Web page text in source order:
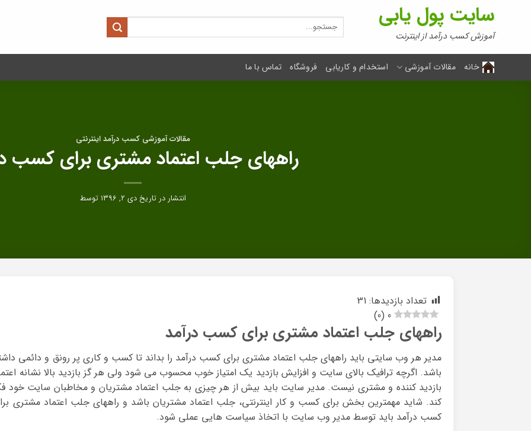
سایت پول یابی
آموزش کسب درآمد از اینترنت
جستجو
برای:
خانه مقالات آموزشی استخدام و کاریابی فروشگاه تماس با ما
مقالات آموزشی کسب درآمد اینترنتی
راههای جلب اعتماد مشتری برای کسب
انتشار در تاریخدی ۲, ۱۳۹۶ توسط
تعداد بازدیدها: 31
0
(
0
)
راههای جلب اعتماد مشتری برای کسب درآمد
مدیر هر وب سایتی باید راههای جلب اعتماد مشتری برای کسب درآمد را بداند تا کسب و کاری پر رونق و دائمی
باشد. اگرچه ترافیک بالای سایت و افزایش بازدید یک امتیاز خوب محسوب می شود ولی هر گز بازدید بالا نشانه
بازدید کننده و مشتری نیست. مدیر سایت باید بیش از هر چیزی به جلب اعتماد مشتریان و مخاطبان سایت خود
کند. شاید مهمترین بخش برای کسب و کار اینترنتی، جلب اعتماد مشتریان باشد و راههای جلب اعتماد مشتری
کسب درآمد باید توسط مدیر وب سایت با اتخاذ سیاست هایی عملی شود.